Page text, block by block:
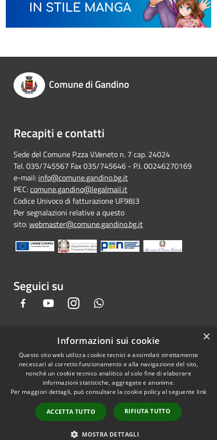
Comune di Gandino
Recapiti e contatti
Sede del Comune P.zza V.Veneto n. 7 cap. 24024
Tel. 035/745567 Fax 035/745646 - P.I. 00246270169
e-mail: info@comune.gandino.bg.it
PEC:comune.gandino@legalmail.it
Codice Univoco di fatturazione UF98J3
Per segnalazioni relative a questo
sito:webmaster@comune.gandino.bg.it
Seguici su
Facebook YoutubeInstagram
Accessibilità
Privacy
Mappa del sito
Dichiarazione e Feedback
accessibilità sito e app
Gandino • Powered by
Municipium•Accesso
redazione
×
Informazioni sui cookie
Questo sito web utilizza cookie tecnici e assimilati strettamente
necessari al corretto funzionamento e alla navigazione del sito,
nonché un cookie tecnico analitico al solo fine di elaborare
informazioni statistiche, aggregate e anonime.
Per maggiori dettagli, può consultare la cookie policy al seguente link
ACCETTA TUTTO RIFIUTA TUTTO
MOSTRA DETTAGLI